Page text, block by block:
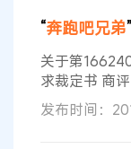
期利用“葫芦
力。而北京
其网络播放
“奔跑吧兄弟
关于第
求裁定书 商
浙江蓝巨星国
智保诚国际知
发布时间：